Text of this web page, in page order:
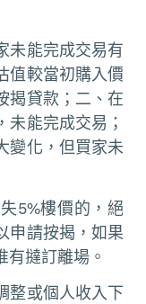
未能完成交易有
值較當初購入價
揭貸款；二、在
未能完成交易；
變化，但買家未
5%樓價的，絕
申請按揭，如果
撻訂離場。
整或個人收入下